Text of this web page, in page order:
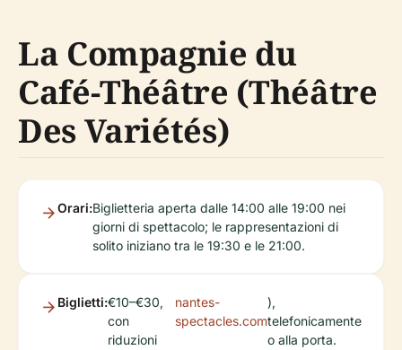
La Compagnie du
Café-Théâtre (Théâtre
Des Variétés)
Orari:Biglietteria aperta dalle 14:00 alle 19:00 nei
giorni di spettacolo; le rappresentazioni di
solito iniziano tra le 19:30 e le 21:00.
Biglietti:€10–€30,
con
riduzioni
nantes-
spectacles.com
),
telefonicamente
o alla porta.